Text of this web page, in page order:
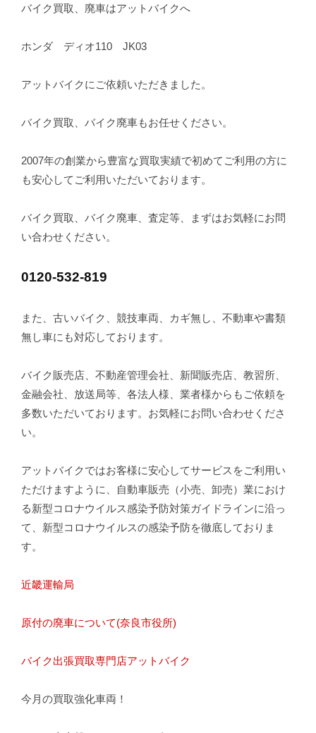
バイク買取、廃車はアットバイクへ
ホンダ ディオ110 JK03
アットバイクにご依頼いただきました。
バイク買取、バイク廃車もお任せください。
2007年の創業から豊富な買取実績で初めてご利用の方に
も安心してご利用いただいております。
バイク買取、バイク廃車、査定等、まずはお気軽にお問
い合わせください。
0120-532-819
また、古いバイク、競技車両、カギ無し、不動車や書類
無し車にも対応しております。
バイク販売店、不動産管理会社、新聞販売店、教習所、
金融会社、放送局等、各法人様、業者様からもご依頼を
多数いただいております。お気軽にお問い合わせくださ
い。
アットバイクではお客様に安心してサービスをご利用い
ただけますように、自動車販売（小売、卸売）業におけ
る新型コロナウイルス感染予防対策ガイドラインに沿っ
て、新型コロナウイルスの感染予防を徹底しておりま
す。
近畿運輸局
原付の廃車について(奈良市役所)
バイク出張買取専門店アットバイク
今月の買取強化車両！